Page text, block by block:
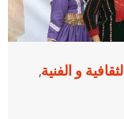
و الفنية,